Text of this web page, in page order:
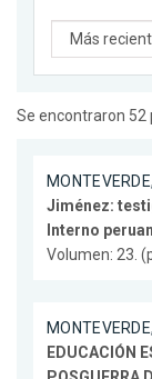
Se encontraron 52
Jiménez:
Interno
Volumen: 23.
EDUCACIÓN